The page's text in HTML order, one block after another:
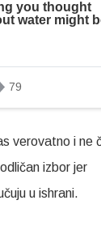
verovatno i ne
izbor jer
u ishrani.